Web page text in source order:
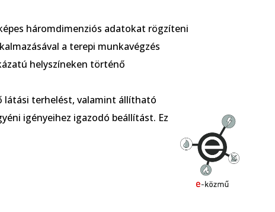
háromdimenziós adatokat rögzíteni
a terepi munkavégzés
helyszíneken történő
látási terhelést, valamint állítható
igényeihez igazodó beállítást. Ez